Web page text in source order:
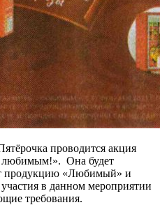
проводится акция
любимым!». Она будет
продукцию «Любимый» и
в данном мероприятии
требования.